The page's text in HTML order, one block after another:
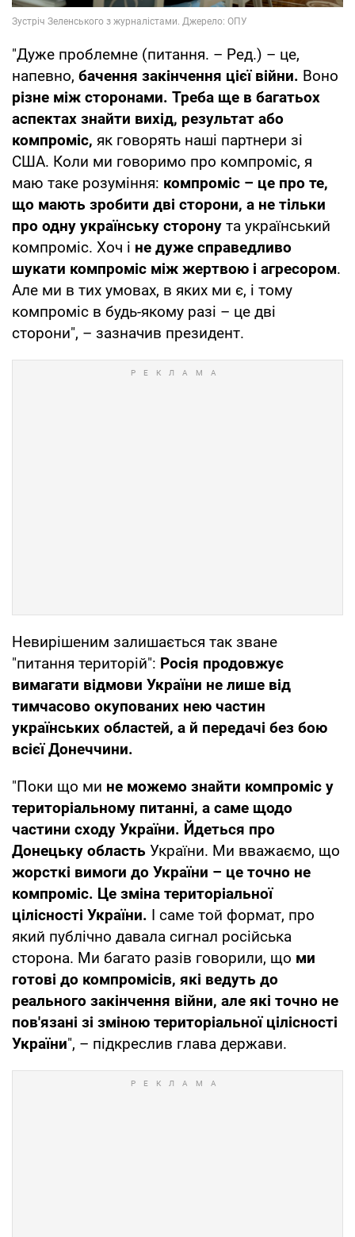
"Дуже проблемне (питання. – Ред.) – це,
напевно, бачення закінчення цієї війни. Воно
різне між сторонами. Треба ще в багатьох
аспектах знайти вихід, результат або
компроміс, як говорять наші партнери зі
США. Коли ми говоримо про компроміс, я
маю таке розуміння: компроміс – це про те,
що мають зробити дві сторони, а не тільки
про одну українську сторону та український
компроміс. Хоч і не дуже справедливо
шукати компроміс між жертвою і агресором.
Але ми в тих умовах, в яких ми є, і тому
компроміс в будь-якому разі – це дві
сторони", – зазначив президент.
Невирішеним залишається так зване
"питання територій": Росія продовжує
вимагати відмови України не лише від
тимчасово окупованих нею частин
українських областей, а й передачі без бою
всієї Донеччини.
"Поки що ми не можемо знайти компроміс у
територіальному питанні, а саме щодо
частини сходу України. Йдеться про
Донецьку область України. Ми вважаємо, що
жорсткі вимоги до України – це точно не
компроміс. Це зміна територіальної
цілісності України. І саме той формат, про
який публічно давала сигнал російська
сторона. Ми багато разів говорили, що ми
готові до компромісів, які ведуть до
реального закінчення війни, але які точно не
пов'язані зі зміною територіальної цілісності
України", – підкреслив глава держави.